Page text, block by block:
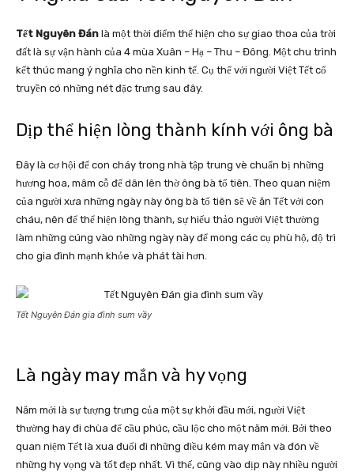
Tết Nguyên Đán là một thời điểm thể hiện cho sự giao thoa của trời
đất là sự vận hành của 4 mùa Xuân – Hạ – Thu – Đông. Một chu trình
kết thúc mang ý nghĩa cho nền kinh tế. Cụ thể với người Việt Tết cổ
truyền có những nét đặc trưng sau đây.
Dịp thể hiện lòng thành kính với ông bà
Đây là cơ hội để con cháy trong nhà tập trung vè chuẩn bị những
hương hoa, mâm cỗ để dân lên thờ ông bà tổ tiên. Theo quan niệm
của người xưa những ngày này ông bà tổ tiên sẽ về ăn Tết với con
cháu, nên để thể hiện lòng thành, sự hiếu thảo người Việt thường
làm những cúng vào những ngày này để mong các cụ phù hộ, độ trì
cho gia đình mạnh khỏe và phát tài hơn.
Tết Nguyên Đán gia đình sum vầy
Là ngày may mắn và hy vọng
Năm mới là sự tượng trưng của một sự khởi đầu mới, người Việt
thường hay đi chùa để cầu phúc, cầu lộc cho một năm mới. Bởi theo
quan niệm Tết là xua đuổi đi những điều kém may mắn và đón về
những hy vọng và tốt đẹp nhất. Vì thế, cũng vào dịp này nhiều người